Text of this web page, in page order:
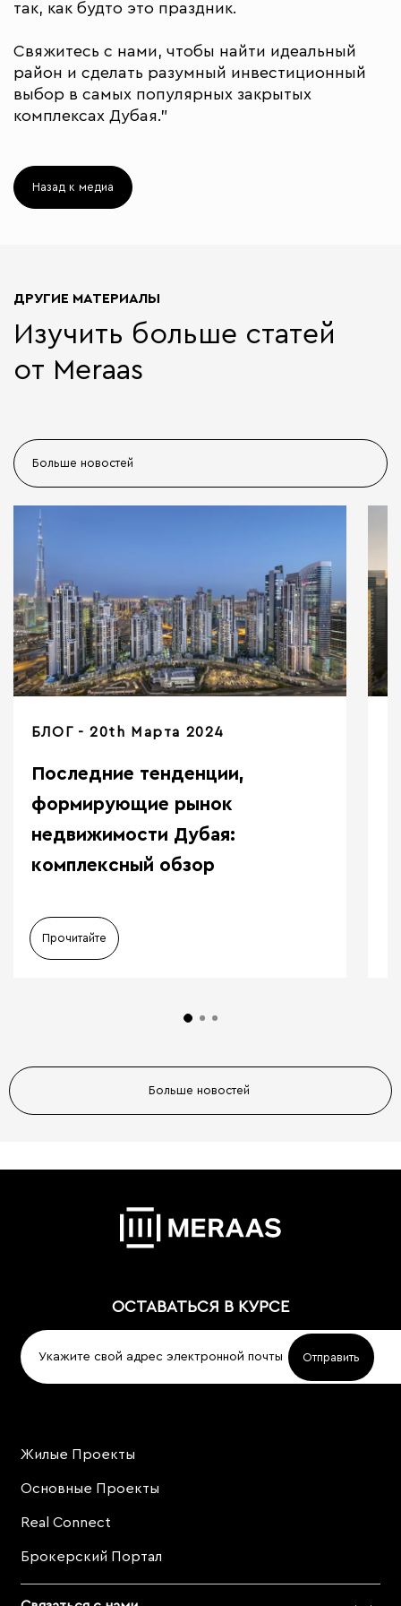
так, как будто это праздник.
Свяжитесь с нами, чтобы найти идеальный
район и сделать разумный инвестиционный
выбор в самых популярных закрытых
комплексах Дубая."
Назад к медиа
ДРУГИЕ МАТЕРИАЛЫ
Изучить больше статей
от Meraas
Больше новостей
БЛОГ 20th Марта 2024
Последние тенденции,
формирующие рынок
недвижимости Дубая:
комплексный обзор
Прочитайте
Больше новостей
ОСТАВАТЬСЯ В КУРСЕ
Project
Footer
Жилые Проекты
Основные Проекты
Real Connect
Брокерский Портал